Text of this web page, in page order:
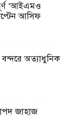
‘আইএমও
আসিফ
বন্দরে অত্যাধুনিক
জাহাজ